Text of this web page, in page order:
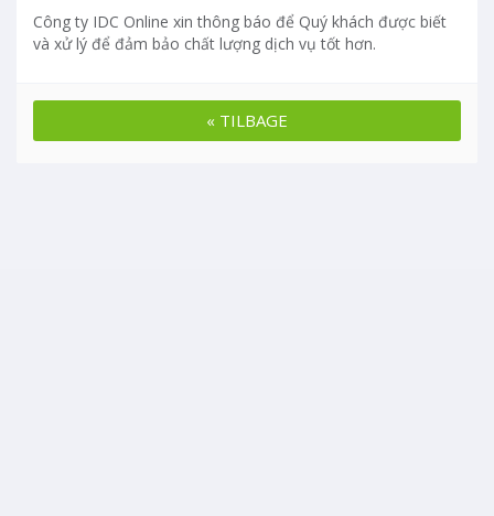
Công ty IDC Online xin thông báo để Quý khách được biết
và xử lý để đảm bảo chất lượng dịch vụ tốt hơn.
« TILBAGE